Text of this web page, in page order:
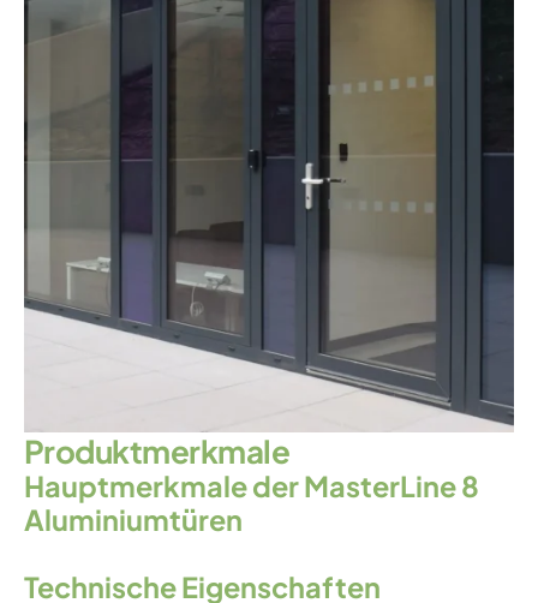
Produktmerkmale
Hauptmerkmale der MasterLine 8
Aluminiumtüren
Technische Eigenschaften